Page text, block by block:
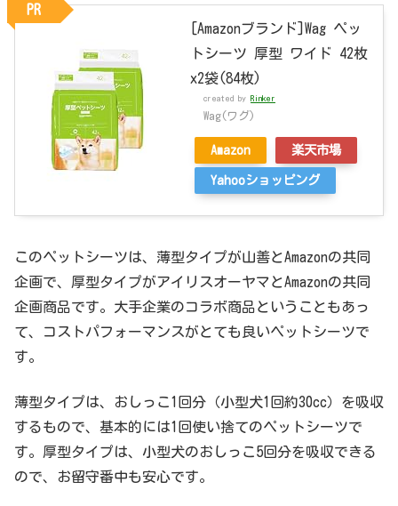
[Amazonブランド]Wag ペッ
トシーツ 厚型 ワイド 42枚
x2袋(84枚)
created by Rinker
Wag(ワグ)
Amazon 楽天市場
Yahooショッピング
PR
このペットシーツは、薄型タイプが山善とAmazonの共同
企画で、厚型タイプがアイリスオーヤマとAmazonの共同
企画商品です。大手企業のコラボ商品ということもあっ
て、コストパフォーマンスがとても良いペットシーツで
す。
薄型タイプは、おしっこ1回分（小型犬1回約30cc）を吸収
するもので、基本的には1回使い捨てのペットシーツで
す。厚型タイプは、小型犬のおしっこ5回分を吸収できる
ので、お留守番中も安心です。